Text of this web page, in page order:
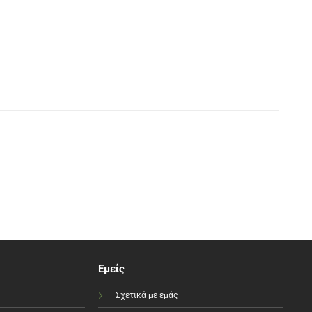
Εμείς
Σχετικά με εμάς